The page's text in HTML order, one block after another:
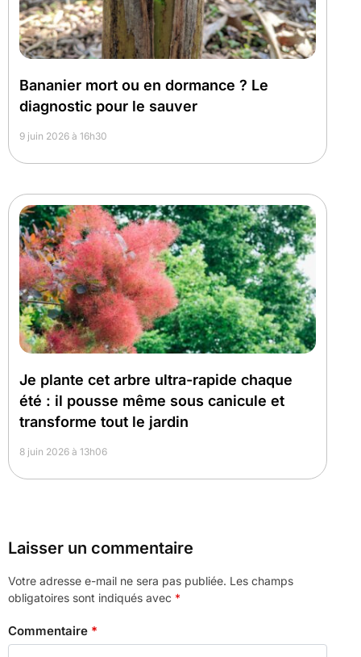
Bananier mort ou en dormance ? Le
diagnostic pour le sauver
9 juin 2026 à 16h30
Je plante cet arbre ultra-rapide chaque
été : il pousse même sous canicule et
transforme tout le jardin
8 juin 2026 à 13h06
Laisser un commentaire
Votre adresse e-mail ne sera pas publiée. Les champs
obligatoires sont indiqués avec *
Commentaire *